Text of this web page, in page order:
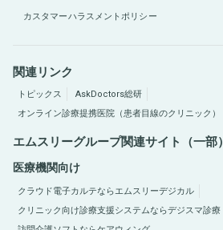
カスタマーハラスメントポリシー
関連リンク
トピックス
AskDoctors総研
オンライン診療提携医院（患者目線のクリニック）
エムスリーグループ関連サイト（一部）
医療機関向け
クラウド電子カルテならエムスリーデジカル
クリニック向け診療支援システムならデジスマ診療